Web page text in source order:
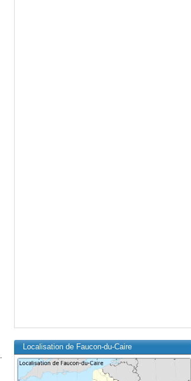
Localisation de Faucon-du-Caire